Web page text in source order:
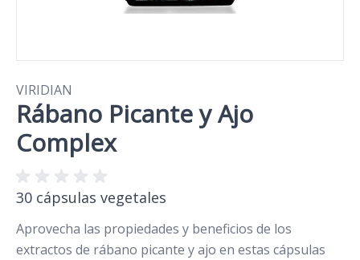
VIRIDIAN
Rábano Picante y Ajo
Complex
30 cápsulas vegetales
Aprovecha las propiedades y beneficios de los
extractos de rábano picante y ajo en estas cápsulas